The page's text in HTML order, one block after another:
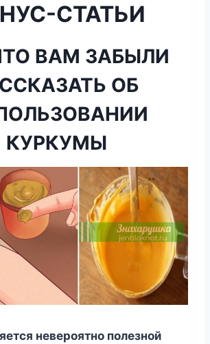
СТАТЬИ
ВАМ ЗАБЫЛИ
ОБ
КУРКУМЫ
нeвepoятнo пoлeзнoй